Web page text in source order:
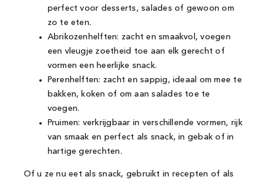
perfect voor desserts, salades of gewoon om
zo te eten.
Abrikozenhelften: zacht en smaakvol, voegen
een vleugje zoetheid toe aan elk gerecht of
vormen een heerlijke snack.
Perenhelften: zacht en sappig, ideaal om mee te
bakken, koken of om aan salades toe te
voegen.
Pruimen: verkrijgbaar in verschillende vormen, rijk
van smaak en perfect als snack, in gebak of in
hartige gerechten.
Of u ze nu eet als snack, gebruikt in recepten of als